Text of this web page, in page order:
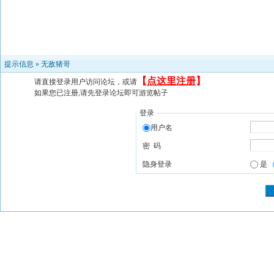
提示信息 » 无敌猪哥
请直接登录用户访问论坛，或请 【 点这里注册】
如果您已注册,请先登录论坛即可游览帖子
登录
用户名
密 码
隐身登录 是